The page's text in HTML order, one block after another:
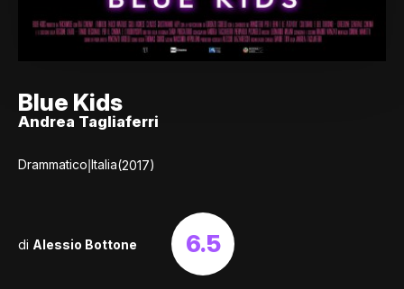
Blue Kids
Andrea Tagliaferri
Drammatico|Italia(2017)
di Alessio Bottone 6.5